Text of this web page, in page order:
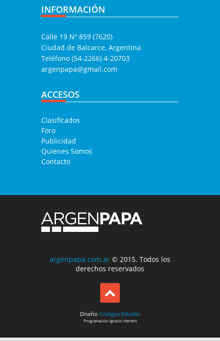
INFORMACIÓN
Calle 19 Nº 859 (7620)
Ciudad de Balcarce, Argentina
Teléfono (54-2266) 4-20703
argenpapa@gmail.com
ACCESOS
Clasificados
Foro
Publicidad
Quienes Somos
Contacto
argenpapa.com.ar © 2015. Todos los
derechos reservados
Diseño Codigos Estudio
ProgramaciónIgnacio Herrero